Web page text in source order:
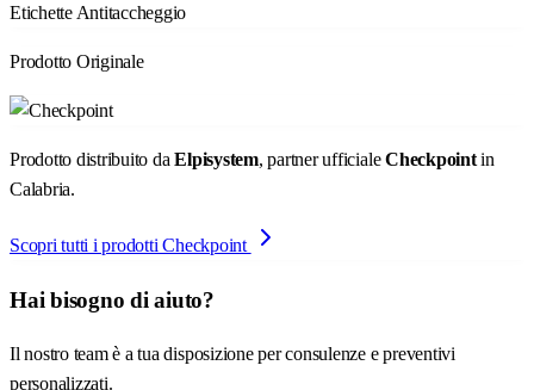
Etichette Antitaccheggio
Prodotto Originale
Prodotto distribuito daElpisystem, partner ufficialeCheckpointin
Calabria.
Scopri tutti i prodotti Checkpoint
Hai bisogno di aiuto?
Il nostro team è a tua disposizione per consulenze e preventivi
personalizzati.